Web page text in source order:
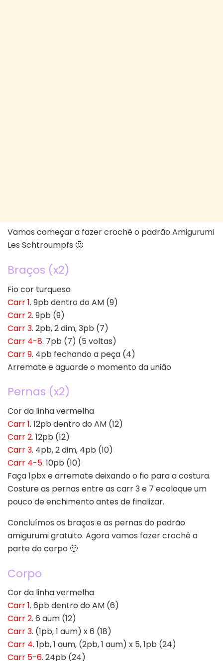
Vamos começar a fazer crochê o padrão Amigurumi
Les Schtroumpfs 🙂
Braços (x2)
Fio cor turquesa
Carr 1. 9pb dentro do AM (9)
Carr 2. 9pb (9)
Carr 3. 2pb, 2 dim, 3pb (7)
Carr 4-8. 7pb (7) (5 voltas)
Carr 9. 4pb fechando a peça (4)
Arremate e aguarde o momento da união
Pernas (x2)
Cor da linha vermelha
Carr 1. 12pb dentro do AM (12)
Carr 2. 12pb (12)
Carr 3. 4pb, 2 dim, 4pb (10)
Carr 4-5. 10pb (10)
Faça 1pbx e arremate deixando o fio para a costura.
Costure as pernas entre as carr 3 e 7 ecoloque um
pouco de enchimento antes de finalizar.
Concluímos os braços e as pernas do padrão
amigurumi gratuito. Agora vamos fazer crochê a
parte do corpo 🙂
Corpo
Cor da linha vermelha
Carr 1. 6pb dentro do AM (6)
Carr 2. 6 aum (12)
Carr 3. (1pb, 1 aum) x 6 (18)
Carr 4. 1pb, 1 aum, (2pb, 1 aum) x 5, 1pb (24)
Carr 5-6. 24pb (24)